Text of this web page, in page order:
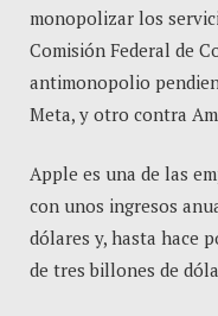
monopolizar los
Comisión Federal de
antimonopolio
Meta, y otro contra
Apple es una de las
con unos ingresos
dólares y, hasta hace
de tres billones de